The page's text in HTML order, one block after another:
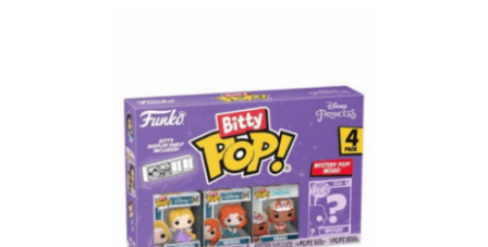
Funko Bitty Pop! 4-Pack: Disney
Princess – Rapunzel Vinyl Figures